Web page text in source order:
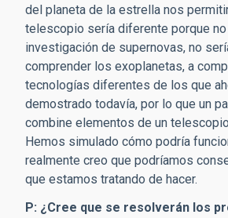
del planeta de la estrella nos
telescopio sería diferente porque
investigación de supernovas, no
comprender los exoplanetas, a
tecnologías diferentes de los que
demostrado todavía, por lo que un
combine elementos de un
Hemos simulado cómo podría
realmente creo que podríamos
que estamos tratando de hacer.
P: ¿Cree que se resolverán los